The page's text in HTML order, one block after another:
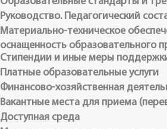
Руководство. Педагогический
Материально-техническое
оснащенность образовательного
Стипендии и иные меры
Платные образовательные услуги
Финансово-хозяйственная
Вакантные места для приема
Доступная среда